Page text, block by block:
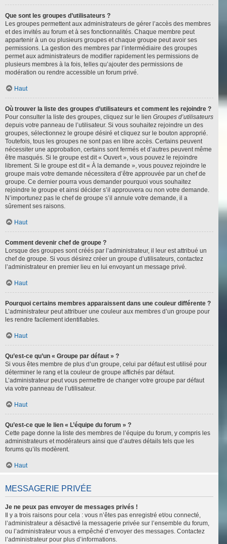
Que sont les groupes d’utilisateurs ?
Les groupes permettent aux administrateurs de gérer l’accès des membres
et des invités au forum et à ses fonctionnalités. Chaque membre peut
appartenir à un ou plusieurs groupes et chaque groupe peut avoir ses
permissions. La gestion des membres par l’intermédiaire des groupes
permet aux administrateurs de modifier rapidement les permissions de
plusieurs membres à la fois, telles qu’ajouter des permissions de
modération ou rendre accessible un forum privé.
Haut
Où trouver la liste des groupes d’utilisateurs et comment les rejoindre ?
Pour consulter la liste des groupes, cliquez sur le lien Groupes d’utilisateurs
depuis votre panneau de l’utilisateur. Si vous souhaitez rejoindre un des
groupes, sélectionnez le groupe désiré et cliquez sur le bouton approprié.
Toutefois, tous les groupes ne sont pas en libre accès. Certains peuvent
nécessiter une approbation, certains sont fermés et d’autres peuvent même
être masqués. Si le groupe est dit « Ouvert », vous pouvez le rejoindre
librement. Si le groupe est dit « À la demande », vous pouvez rejoindre le
groupe mais votre demande nécessitera d’être approuvée par un chef de
groupe. Ce dernier pourra vous demander pourquoi vous souhaitez
rejoindre le groupe et ainsi décider s’il approuvera ou non votre demande.
N’importunez pas le chef de groupe s’il annule votre demande, il a
sûrement ses raisons.
Haut
Comment devenir chef de groupe ?
Lorsque des groupes sont créés par l’administrateur, il leur est attribué un
chef de groupe. Si vous désirez créer un groupe d’utilisateurs, contactez
l’administrateur en premier lieu en lui envoyant un message privé.
Haut
Pourquoi certains membres apparaissent dans une couleur différente ?
L’administrateur peut attribuer une couleur aux membres d’un groupe pour
les rendre facilement identifiables.
Haut
Qu’est-ce qu’un « Groupe par défaut » ?
Si vous êtes membre de plus d’un groupe, celui par défaut est utilisé pour
déterminer le rang et la couleur de groupe affichés par défaut.
L’administrateur peut vous permettre de changer votre groupe par défaut
via votre panneau de l’utilisateur.
Haut
Qu’est-ce que le lien « L’équipe du forum » ?
Cette page donne la liste des membres de l’équipe du forum, y compris les
administrateurs et modérateurs ainsi que d’autres détails tels que les
forums qu’ils modèrent.
Haut
MESSAGERIE PRIVÉE
Je ne peux pas envoyer de messages privés !
Il y a trois raisons pour cela : vous n’êtes pas enregistré et/ou connecté,
l’administrateur a désactivé la messagerie privée sur l’ensemble du forum,
ou l’administrateur vous a empêché d’envoyer des messages. Contactez
l’administrateur pour plus d’informations.